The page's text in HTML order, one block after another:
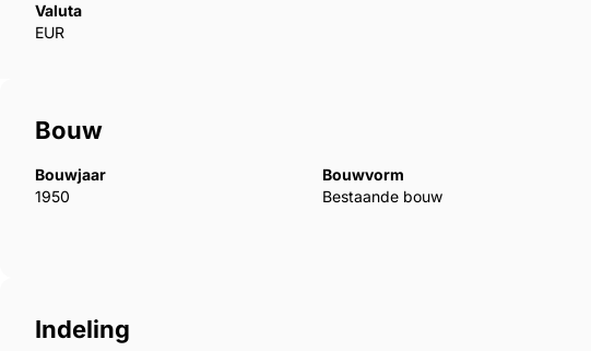
Valuta
EUR
Bouw
Bouwjaar
1950
Bouwvorm
Bestaande bouw
Indeling